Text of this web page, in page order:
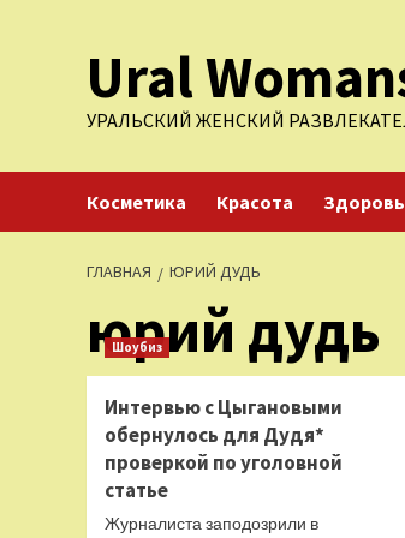
содержимомуUral
УРАЛЬСКИЙ ЖЕНСКИЙ
Косметика Красота
ГЛАВНАЯ ЮРИЙ ДУДЬ
юрий дудь
Шоубиз
Интервью с Цыгановыми
обернулось для Дудя*
проверкой по уголовной
статье
Журналиста заподозрили в